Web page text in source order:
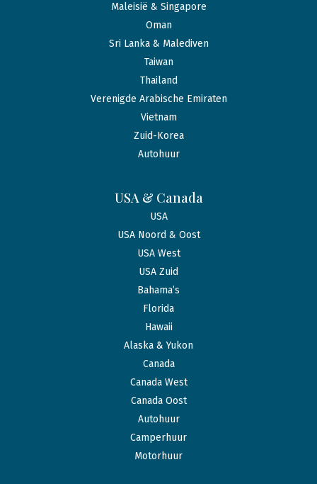
Maleisië & Singapore
Oman
Sri Lanka & Malediven
Taiwan
Thailand
Verenigde Arabische Emiraten
Vietnam
Zuid-Korea
Autohuur
USA & Canada
USA
USA Noord & Oost
USA West
USA Zuid
Bahama’s
Florida
Hawaii
Alaska & Yukon
Canada
Canada West
Canada Oost
Autohuur
Camperhuur
Motorhuur